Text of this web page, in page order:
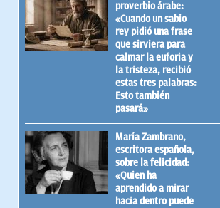
proverbio árabe:
«Cuando un sabio
rey pidió una frase
que sirviera para
calmar la euforia y
la tristeza, recibió
estas tres palabras:
Esto también
pasará»
María Zambrano,
escritora española,
sobre la felicidad:
«Quien ha
aprendido a mirar
hacia dentro puede